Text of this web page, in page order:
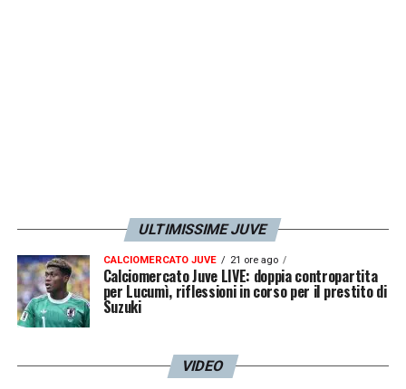
ULTIMISSIME JUVE
CALCIOMERCATO JUVE 21 ore ago
Calciomercato Juve LIVE: doppia contropartita
per Lucumì, riflessioni in corso per il prestito di
Suzuki
VIDEO